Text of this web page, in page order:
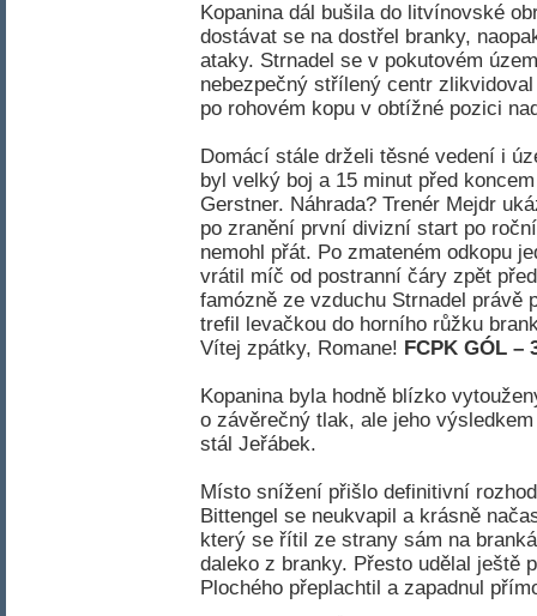
Kopanina dál bušila do litvínovské
dostávat se na dostřel branky,
ataky. Strnadel se v pokutovém
nebezpečný střílený centr
po rohovém kopu v obtížné pozici
Domácí stále drželi těsné vedení i
byl velký boj a 15 minut před
Gerstner. Náhrada? Trenér Mejdr
po zranění první divizní start po
nemohl přát. Po zmateném odkopu
vrátil míč od postranní čáry zpět
famózně ze vzduchu Strnadel právě
trefil levačkou do horního růžku
Vítej zpátky, Romane! FCPK GÓL –
Kopanina byla hodně blízko
o závěrečný tlak, ale jeho
stál Jeřábek.
Místo snížení přišlo definitivní
Bittengel se neukvapil a krásně
který se řítil ze strany sám na
daleko z branky. Přesto udělal ještě
Plochého přeplachtil a zapadnul